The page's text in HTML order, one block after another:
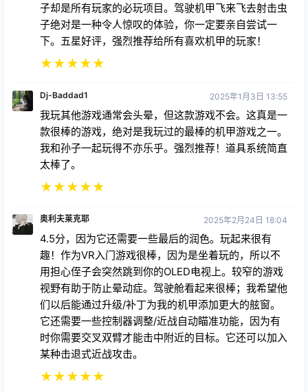
子却是所有玩家的必玩项目。驾驶机甲飞来飞去射击虫
子绝对是一种令人惊叹的体验，你一定要亲自尝试一
下。五星好评，强烈推荐给所有喜欢机甲的玩家！
★★★★★
Dj-Baddad1 2025年1月3日 13:55
我玩其他游戏通常会头晕，但这款游戏不会。这真是一
款很棒的游戏，绝对是我玩过的最棒的机甲游戏之一。
我和孙子一起玩得不亦乐乎。强烈推荐！道具系统简直
太棒了。
★★★★★
奥利夫莱克耶 2025年2月24日 18:04
4.5分，因为它还需要一些最后的润色。玩起来很有
趣！作为VR入门游戏很棒，因为是坐着玩的，所以不
用担心侄子会突然跳到你的OLED电视上。较窄的游戏
视野有助于防止晕动症。驾驶舱看起来很棒；我希望他
们以后能通过升级/补丁为我的机甲添加更大的舷窗。
它还需要一些控制器调整/近战自动瞄准功能，因为有
时你需要交叉双臂才能击中附近的目标。它还可以加入
某种击退式近战攻击。
★★★★★